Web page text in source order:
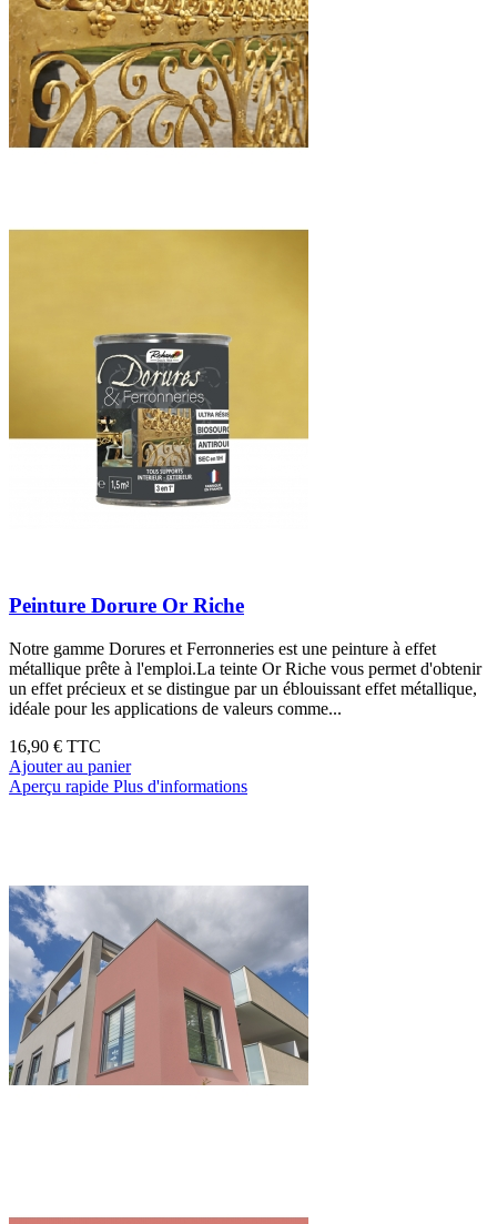
Peinture Dorure Or Riche
Notre gamme Dorures et Ferronneries est une peinture à effet
métallique prête à l'emploi.La teinte Or Riche vous permet d'obtenir
un effet précieux et se distingue par un éblouissant effet métallique,
idéale pour les applications de valeurs comme...
16,90 € TTC
Ajouter au panier
Aperçu rapide Plus d'informations